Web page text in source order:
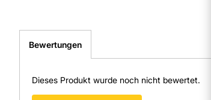
Sie haben Fragen zu diesem Produkt?
weitergeleitet zu werden. Wir werden Ihre
> Fragen zum Produkt
Bewertungen
Dieses Produkt wurde noch nicht bewertet.